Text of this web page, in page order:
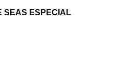
SEAS ESPECIAL